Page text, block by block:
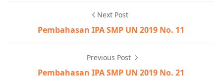
Next Post
Pembahasan IPA SMP UN 2019 No. 11
Previous Post
Pembahasan IPA SMP UN 2019 No. 21